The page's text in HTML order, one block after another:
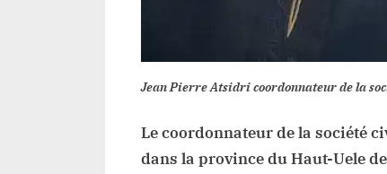
Jean Pierre Atsidri coordonnateur de la
Le coordonnateur de la société
dans la province du Haut-Uele